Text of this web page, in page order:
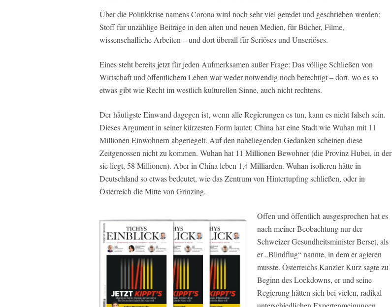
Über die Politikkrise namens Corona wird noch sehr viel geredet und geschrieben werden:
Stoff für unzählige Beiträge in den alten und neuen Medien, für Bücher, Filme,
wissenschafliche Arbeiten – und dort überall für Seriöses und Unseriöses.
Eines steht bereits jetzt für jeden Aufmerksamen außer Frage: Das völlige Schließen von
Wirtschaft und öffentlichem Leben war weder notwendig noch berechtigt – dort, wo es so
etwas gibt wie Recht im westlich kulturellen Sinne, auch nicht rechtens.
Der häufigste Einwand dagegen ist, wenn alle Regierungen es tun, kann es nicht falsch sein.
Dieses Argument in seiner kürzesten Form lautet: China hat eine Stadt wie Wuhan mit 11
Millionen Einwohnern abgeriegelt. Auf den naheliegenden Gedanken scheinen diese
Zeitgenossen nicht zu kommen. Wuhan hat 11 Millionen Bewohner (die Provinz Hubei, in der
sie liegt, 58 Millionen). Aber in China leben 1,4 Milliarden. Wuhan isolieren hätte in
Deutschland so etwas bedeutet, wie das Zentrum von Hintertupfing schließen, oder in
Österreich die Mitte von Grinzing.
Offen und öffentlich ausgesprochen hat es
nach meiner Beobachtung nur der
Schweizer Gesundheitsminister Berset, als
er „Blindflug“ nannte, in dem er agieren
musste. Österreichs Kanzler Kurz sagte zu
Beginn des Lockdowns, er und seine
Regierung hätten sich bei vielen, radikal